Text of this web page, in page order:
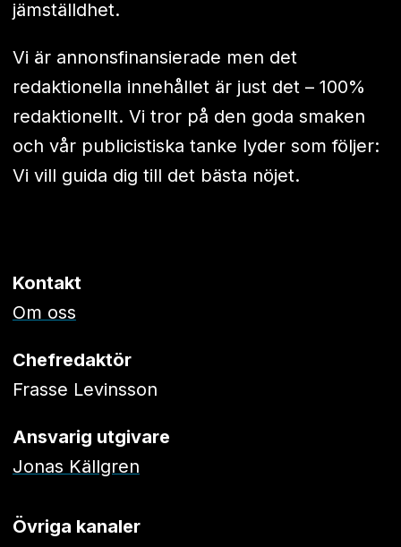
jämställdhet.
Vi är annonsfinansierade men det
redaktionella innehållet är just det – 100%
redaktionellt. Vi tror på den goda smaken
och vår publicistiska tanke lyder som följer:
Vi vill guida dig till det bästa nöjet.
Kontakt
Om oss
Chefredaktör
Frasse Levinsson
Ansvarig utgivare
Jonas Källgren
Övriga kanaler